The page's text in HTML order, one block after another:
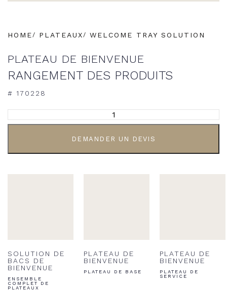
HOME PLATEAUX WELCOME TRAY SOLUTION
PLATEAU DE BIENVENUE
RANGEMENT DES PRODUITS
# 170228
DEMANDER UN DEVIS
SOLUTION DE
BACS DE
BIENVENUE
ENSEMBLE
COMPLET DE
PLATEAUX
PLATEAU DE
BIENVENUE
PLATEAU DE BASE
PLATEAU DE
BIENVENUE
PLATEAU DE
SERVICE